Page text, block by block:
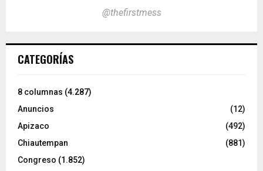
@thefirstmess
CATEGORÍAS
8 columnas (4.287)
Anuncios
(12)
Apizaco
(492)
Chiautempan
(881)
Congreso (1.852)